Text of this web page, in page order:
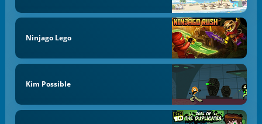
Ninjago Lego
Kim Possible